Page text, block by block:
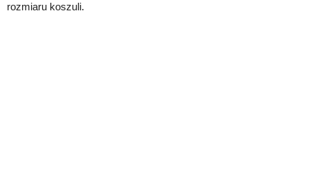
rozmiaru koszuli.